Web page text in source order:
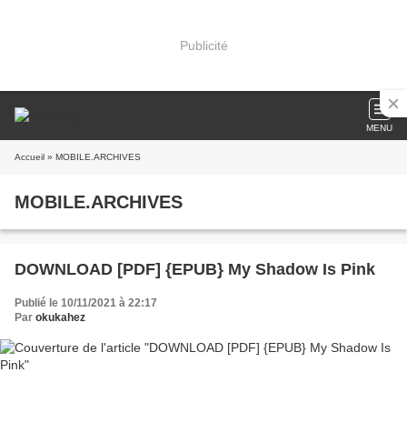
Publicité
MENU
Accueil » MOBILE.ARCHIVES
MOBILE.ARCHIVES
DOWNLOAD [PDF] {EPUB} My Shadow Is Pink
Publié le 10/11/2021 à 22:17
Par okukahez